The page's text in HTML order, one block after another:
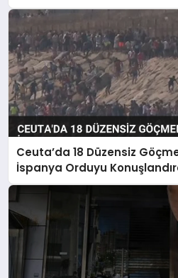
Ceuta’da 18 Düzensiz
İspanya Orduyu